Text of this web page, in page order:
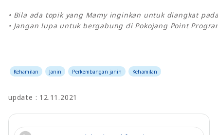
• Bila ada topik yang Mamy inginkan untuk diangkat
• Jangan lupa untuk bergabung di Pokojang Point
Kehamilan Janin Perkembangan janin Kehamilan
update : 12.11.2021